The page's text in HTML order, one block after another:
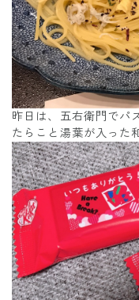
昨日は、五右衛門でパ
たらこと湯葉が入った